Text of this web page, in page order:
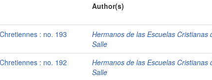
Author(s)
: no. 193
Hermanos de las Escuelas Cristianas
Salle
: no. 192
Hermanos de las Escuelas Cristianas
Salle